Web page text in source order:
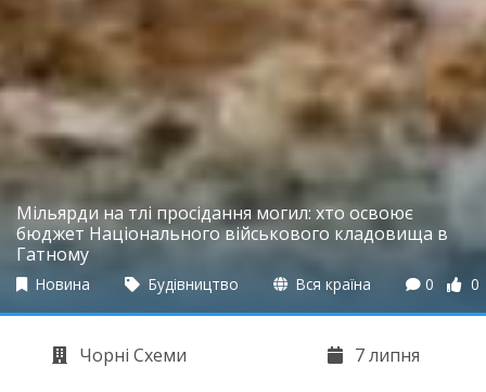
Мільярди на тлі просідання могил: хто освоює
бюджет Національного військового кладовища в
Гатному
Новина Будівництво Вся країна 0 0
Чорні Схеми 7 липня